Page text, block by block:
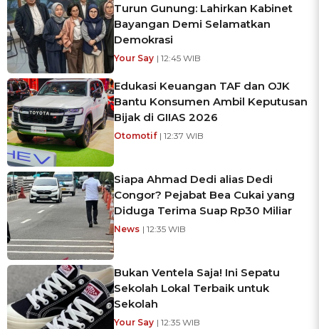
Turun Gunung: Lahirkan Kabinet
Bayangan Demi Selamatkan
Demokrasi
Your Say | 12:45 WIB
Edukasi Keuangan TAF dan OJK
Bantu Konsumen Ambil Keputusan
Bijak di GIIAS 2026
Otomotif | 12:37 WIB
Siapa Ahmad Dedi alias Dedi
Congor? Pejabat Bea Cukai yang
Diduga Terima Suap Rp30 Miliar
News | 12:35 WIB
Bukan Ventela Saja! Ini Sepatu
Sekolah Lokal Terbaik untuk
Sekolah
Your Say | 12:35 WIB